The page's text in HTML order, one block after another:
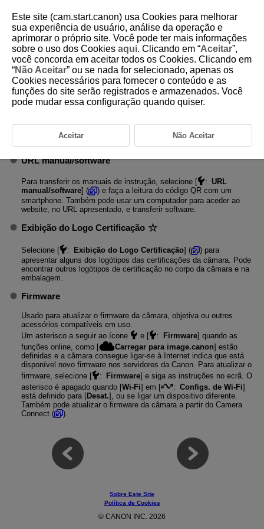
D388-230
Outras Informações
Mostrar registro
Selecione [ :Mostrar registro ] para visualizar o registo de
quaisquer alterações à palavra-passe, às informações de rede ou a
URL manual/software
Para transferir os manuais de instrução, selecione [ : URL
manual/software] (
) e faça a leitura do código QR com um
smartphone. Também pode usar um computador para aceder ao
website, no URL apresentado, e transferir software.
Exibição do Logo Certificação
Selecione [ : Exibição do Logo Certificação] (
) para
apresentar alguns dos logótipos das certificações da câmara. Pode
encontrar outros logótipos de certificação no corpo da câmara e na
embalagem.
Firmware
Usado para atualizar o firmware da câmara, objetiva ou outros
acessórios compatíveis em uso.
Um asterisco a seguir ao ícone
e [ : Firmware] quando as
funções online, como [
Carregar para image.canon] estão
definidas e a câmara consegue ligar-se à Internet indica que está
disponível novo firmware nos servidores da Canon. Para atualizar o
firmware, selecione [
: Firmware] e siga as instruções no ecrã. O
asterisco é apagado quando [Wi-Fi] em [ : Configs. de Wi-Fi]
está definido para [Desat.], ou se ligar um dispositivo diferente.
Também pode atualizar o firmware da câmara a partir do Camera
Connect (
).
Sobre Este Site
Política de Cookies
© CANON INC. 2026
Este site (cam.start.canon) usa Cookies para melhorar
sua experiência de usuário, análise da operação e
aprimorar o próprio site. Você pode ter mais informações
sobre o uso dos Cookies aqui. Clicando em “Aceitar”,
você concorda em aceitar todos os Cookies. Clicando em
“Não Aceitar” ou se nada for selecionado, apenas os
Cookies necessários para fornecer o conteúdo e as
funções do site serão registrados e armazenados. Você
pode mudar essa configuração quando quiser.
Aceitar Não Aceitar